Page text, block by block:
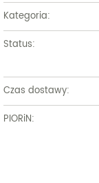
Kategoria:
Status:
Czas dostawy:
PIORiN: